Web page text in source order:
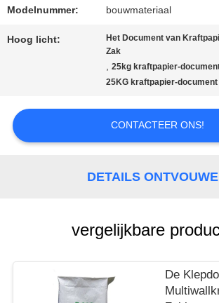
NIEUWS
SITEMAP
POLICY
Modelnummer: bouwmateriaal
Hoog licht:
Het Document van
Zak
,25kg kraftpapier-
25KG kraftpapier-
CONTACTEER ONS!
DETAILS
vergelijkbare
De